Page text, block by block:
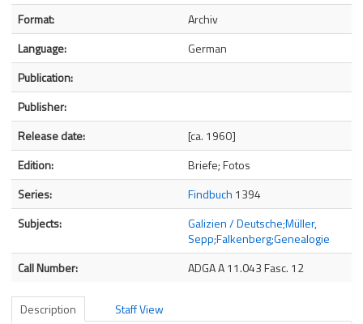
Bibliographic Details
Format:
Archiv
Language:
German
Publication:
Publisher:
Release date:
[ca. 1960]
Edition:
Briefe; Fotos
Series:
Findbuch 1394
Subjects:
Galizien / Deutsche;Müller,
Sepp;Falkenberg;Genealogie
Call Number:
ADGA A 11.043 Fasc. 12
Description
Staff View